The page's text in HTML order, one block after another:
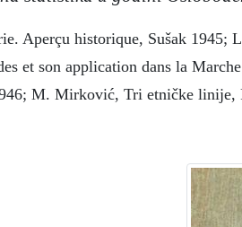
Aperçu historique, Sušak 1945;
et son application dans la
M. Mirković, Tri etničke linije,